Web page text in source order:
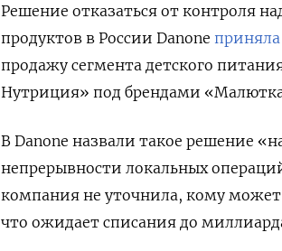
Решение отказаться от контроля
продуктов в России Danone приняла
продажу сегмента детского
Нутриция» под брендами
В Danone назвали такое решение
непрерывности локальных
компания не уточнила, кому
что ожидает списания до